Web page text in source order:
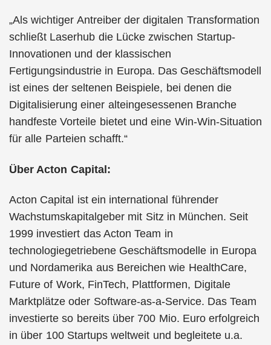
„Als wichtiger Antreiber der digitalen Transformation
schließt Laserhub die Lücke zwischen Startup-
Innovationen und der klassischen
Fertigungsindustrie in Europa. Das Geschäftsmodell
ist eines der seltenen Beispiele, bei denen die
Digitalisierung einer alteingesessenen Branche
handfeste Vorteile bietet und eine Win-Win-Situation
für alle Parteien schafft.“
Über Acton Capital:
Acton Capital ist ein international führender
Wachstumskapitalgeber mit Sitz in München. Seit
1999 investiert das Acton Team in
technologiegetriebene Geschäftsmodelle in Europa
und Nordamerika aus Bereichen wie HealthCare,
Future of Work, FinTech, Plattformen, Digitale
Marktplätze oder Software-as-a-Service. Das Team
investierte so bereits über 700 Mio. Euro erfolgreich
in über 100 Startups weltweit und begleitete u.a.